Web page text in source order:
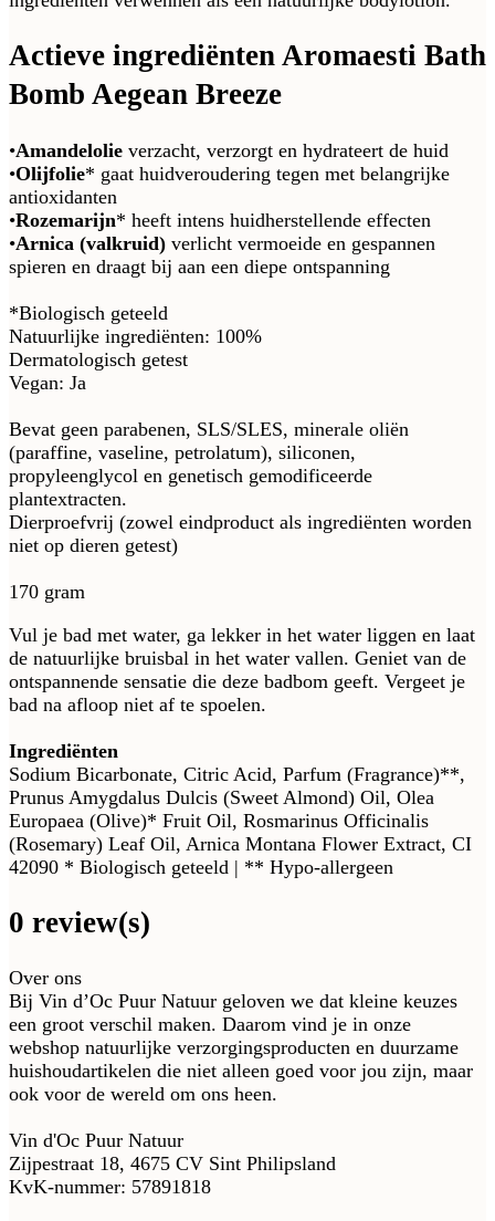
Actieve ingrediënten Aromaesti Bath
Bomb Aegean Breeze
•Amandelolie verzacht, verzorgt en hydrateert de huid
•Olijfolie* gaat huidveroudering tegen met belangrijke
antioxidanten
•Rozemarijn* heeft intens huidherstellende effecten
•Arnica (valkruid) verlicht vermoeide en gespannen
spieren en draagt bij aan een diepe ontspanning
*Biologisch geteeld
Natuurlijke ingrediënten: 100%
Dermatologisch getest
Vegan: Ja
Bevat geen parabenen, SLS/SLES, minerale oliën
(paraffine, vaseline, petrolatum), siliconen,
propyleenglycol en genetisch gemodificeerde
plantextracten.
Dierproefvrij (zowel eindproduct als ingrediënten worden
niet op dieren getest)
170 gram
Vul je bad met water, ga lekker in het water liggen en laat
de natuurlijke bruisbal in het water vallen. Geniet van de
ontspannende sensatie die deze badbom geeft. Vergeet je
bad na afloop niet af te spoelen.
Ingrediënten
Sodium Bicarbonate, Citric Acid, Parfum (Fragrance)**,
Prunus Amygdalus Dulcis (Sweet Almond) Oil, Olea
Europaea (Olive)* Fruit Oil, Rosmarinus Officinalis
(Rosemary) Leaf Oil, Arnica Montana Flower Extract, CI
42090 * Biologisch geteeld | ** Hypo-allergeen
0 review(s)
Over ons
Bij Vin d’Oc Puur Natuur geloven we dat kleine keuzes
een groot verschil maken. Daarom vind je in onze
webshop natuurlijke verzorgingsproducten en duurzame
huishoudartikelen die niet alleen goed voor jou zijn, maar
ook voor de wereld om ons heen.
Vin d'Oc Puur Natuur
Zijpestraat 18, 4675 CV Sint Philipsland
KvK-nummer: 57891818